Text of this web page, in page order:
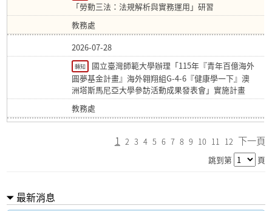
「勞動三法：法規解析與實務運用」研習
教務處
2026-07-28
轉知
國立臺灣師範大學辦理「115年『青年百億海外
圓夢基金計畫』海外翱翔組G-4-6『健康學一下』澳
洲塔斯馬尼亞大學參訪活動成果發表會」實施計畫
教務處
1 2 3 4 5 6 7 8 9 10 11 12 下一頁
跳到第 頁
最新消息